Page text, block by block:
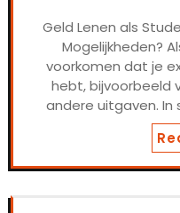
Geld Lenen als
Mogelijkheden?
voorkomen dat je
hebt, bijvoorbeeld
andere uitgaven. In